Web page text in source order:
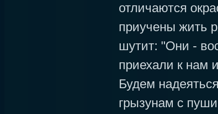
отличаются
приучены жить
шутит: "Они -
приехали к нам
Будем
грызунам с